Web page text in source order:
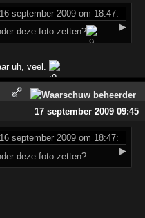
september 2009 om 18:47:
▶
deze foto zetten?
uh, veel.
17 september 2009 09:45
september 2009 om 18:47:
▶
deze foto zetten?